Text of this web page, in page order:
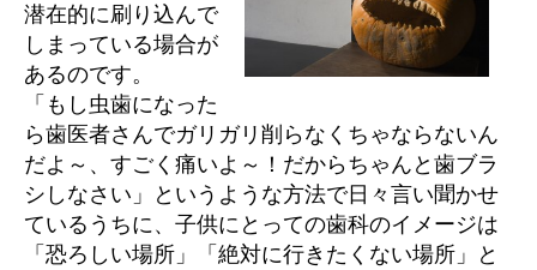
潜在的に刷り込んで
しまっている場合が
あるのです。
「もし虫歯になった
ら歯医者さんでガリガリ削らなくちゃならないん
だよ～、すごく痛いよ～！だからちゃんと歯ブラ
シしなさい」というような方法で日々言い聞かせ
ているうちに、子供にとっての歯科のイメージは
「恐ろしい場所」「絶対に行きたくない場所」と